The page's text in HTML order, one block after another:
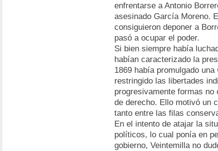
enfrentarse a Antonio
asesinado García Moreno.
consiguieron deponer a
pasó a ocupar el poder.
Si bien siempre había
habían caracterizado la
1869 había promulgado
restringido las libertades
progresivamente formas
de derecho. Ello motivó un
tanto entre las filas
En el intento de atajar la
políticos, lo cual ponía en
gobierno, Veintemilla no